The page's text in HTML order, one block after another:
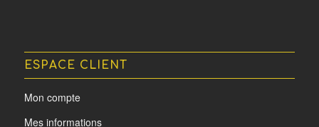
ESPACE CLIENT
Mon compte
Mes informations